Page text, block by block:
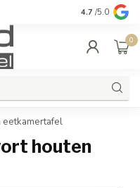
Qualität und
4.7 /5.0
0
eetkamertafel
houten